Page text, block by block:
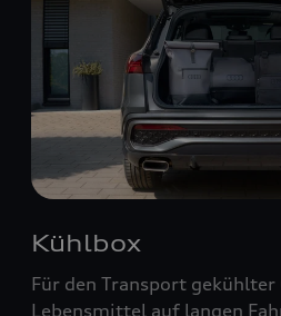
Kühlbox
Für den Transport gekühlter
Lebensmittel auf langen